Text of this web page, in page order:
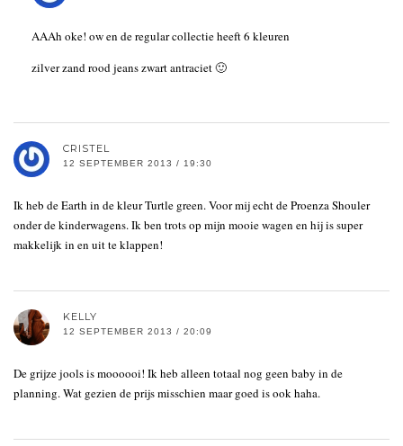
AAAh oke! ow en de regular collectie heeft 6 kleuren
zilver zand rood jeans zwart antraciet 🙂
CRISTEL
12 SEPTEMBER 2013 / 19:30
Ik heb de Earth in de kleur Turtle green. Voor mij echt de Proenza Shouler
onder de kinderwagens. Ik ben trots op mijn mooie wagen en hij is super
makkelijk in en uit te klappen!
KELLY
12 SEPTEMBER 2013 / 20:09
De grijze jools is moooooi! Ik heb alleen totaal nog geen baby in de
planning. Wat gezien de prijs misschien maar goed is ook haha.